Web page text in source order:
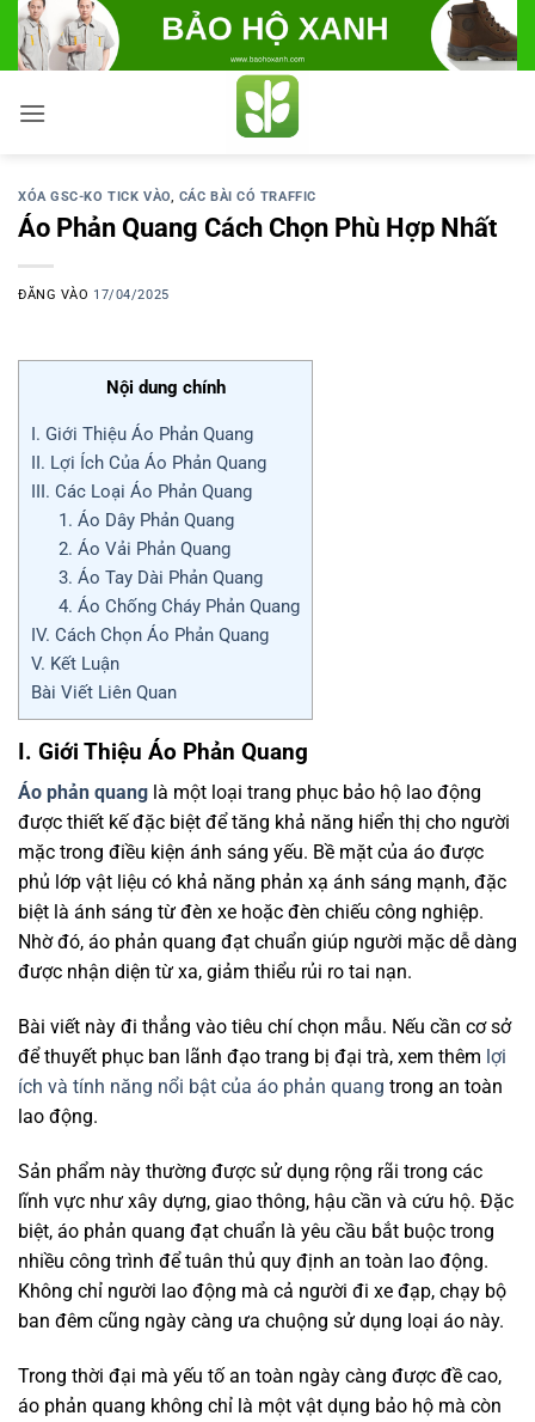
Bỏ
qua
nội
dung
XÓA GSC-KO TICK VÀO, CÁC BÀI CÓ TRAFFIC
Áo Phản Quang Cách Chọn Phù Hợp Nhất
ĐĂNG VÀO 17/04/2025
Nội dung chính
I. Giới Thiệu Áo Phản Quang
II. Lợi Ích Của Áo Phản Quang
III. Các Loại Áo Phản Quang
1. Áo Dây Phản Quang
2. Áo Vải Phản Quang
3. Áo Tay Dài Phản Quang
4. Áo Chống Cháy Phản Quang
IV. Cách Chọn Áo Phản Quang
V. Kết Luận
Bài Viết Liên Quan
I. Giới Thiệu Áo Phản Quang
Áo phản quang là một loại trang phục bảo hộ lao động
được thiết kế đặc biệt để tăng khả năng hiển thị cho người
mặc trong điều kiện ánh sáng yếu. Bề mặt của áo được
phủ lớp vật liệu có khả năng phản xạ ánh sáng mạnh, đặc
biệt là ánh sáng từ đèn xe hoặc đèn chiếu công nghiệp.
Nhờ đó, áo phản quang đạt chuẩn giúp người mặc dễ dàng
được nhận diện từ xa, giảm thiểu rủi ro tai nạn.
Bài viết này đi thẳng vào tiêu chí chọn mẫu. Nếu cần cơ sở
để thuyết phục ban lãnh đạo trang bị đại trà, xem thêm lợi
ích và tính năng nổi bật của áo phản quang trong an toàn
lao động.
Sản phẩm này thường được sử dụng rộng rãi trong các
lĩnh vực như xây dựng, giao thông, hậu cần và cứu hộ. Đặc
biệt, áo phản quang đạt chuẩn là yêu cầu bắt buộc trong
nhiều công trình để tuân thủ quy định an toàn lao động.
Không chỉ người lao động mà cả người đi xe đạp, chạy bộ
ban đêm cũng ngày càng ưa chuộng sử dụng loại áo này.
Trong thời đại mà yếu tố an toàn ngày càng được đề cao,
áo phản quang không chỉ là một vật dụng bảo hộ mà còn